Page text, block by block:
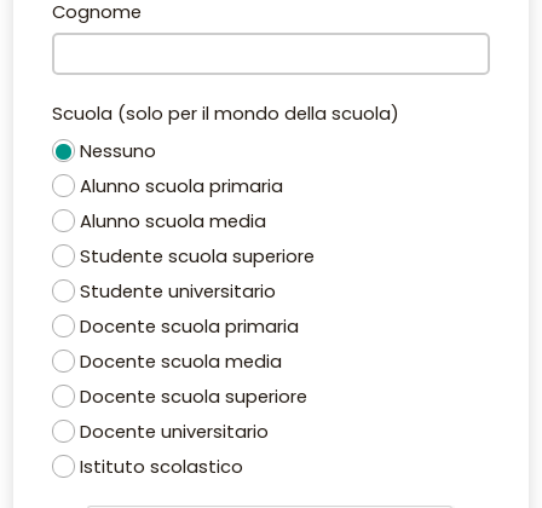
Cognome
Scuola (solo per il mondo della scuola)
Nessuno
Alunno scuola primaria
Alunno scuola media
Studente scuola superiore
Studente universitario
Docente scuola primaria
Docente scuola media
Docente scuola superiore
Docente universitario
Istituto scolastico